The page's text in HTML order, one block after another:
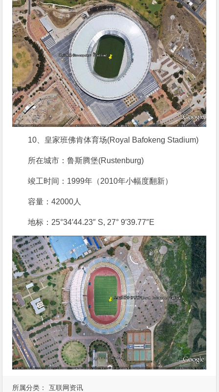
10、皇家班佛肯体育场(Royal Bafokeng Stadium)
所在城市：鲁斯腾堡(Rustenburg)
竣工时间：1999年（2010年小幅度翻新）
容量：42000人
地标：25°34′44.23″ S, 27° 9′39.77″E
所属分类： 互联网资讯